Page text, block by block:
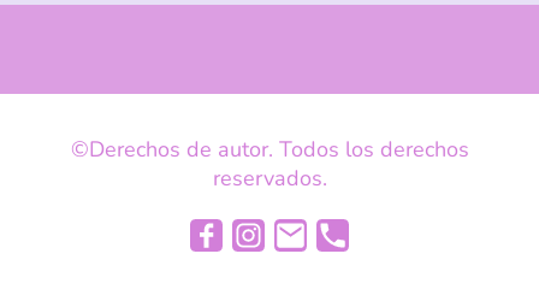
©Derechos de autor. Todos los derechos
reservados.